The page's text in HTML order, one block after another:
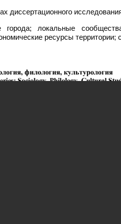
диссертационного
локальные
ресурсы территории;